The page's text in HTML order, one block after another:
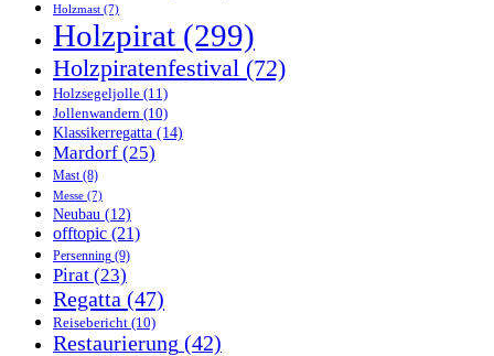
Holzmast (7)
Holzpirat (299)
Holzpiratenfestival (72)
Holzsegeljolle (11)
Jollenwandern (10)
Klassikerregatta (14)
Mardorf (25)
Mast (8)
Messe (7)
Neubau (12)
offtopic (21)
Persenning (9)
Pirat (23)
Regatta (47)
Reisebericht (10)
Restaurierung (42)